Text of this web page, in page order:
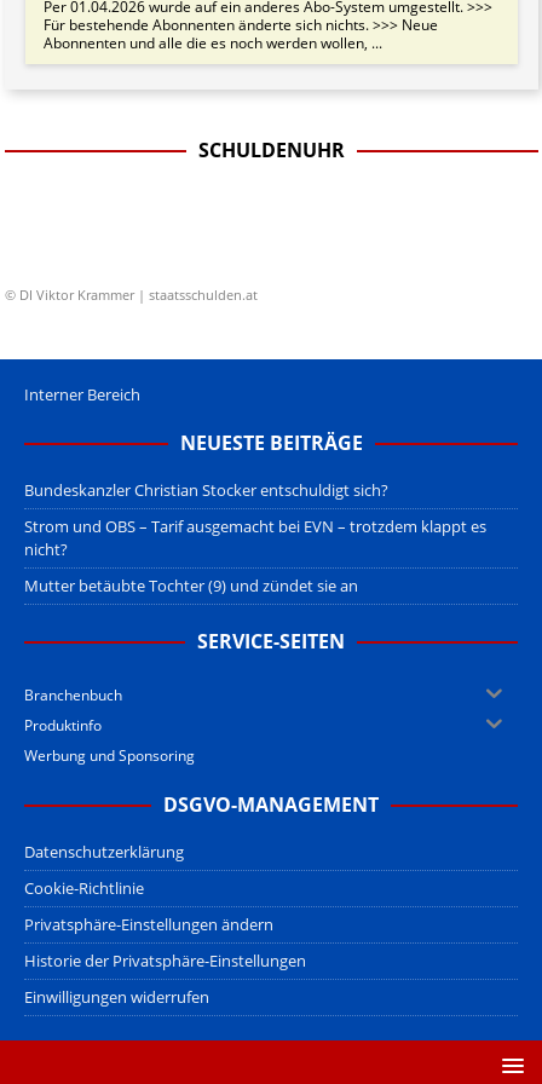
Per 01.04.2026 wurde auf ein anderes Abo-System umgestellt. >>>
Für bestehende Abonnenten änderte sich nichts. >>> Neue
Abonnenten und alle die es noch werden wollen, ...
SCHULDENUHR
© DI Viktor Krammer | staatsschulden.at
Interner Bereich
NEUESTE BEITRÄGE
Bundeskanzler Christian Stocker entschuldigt sich?
Strom und OBS – Tarif ausgemacht bei EVN – trotzdem klappt es
nicht?
Mutter betäubte Tochter (9) und zündet sie an
SERVICE-SEITEN
Branchenbuch
Produktinfo
Werbung und Sponsoring
DSGVO-MANAGEMENT
Datenschutzerklärung
Cookie-Richtlinie
Privatsphäre-Einstellungen ändern
Historie der Privatsphäre-Einstellungen
Einwilligungen widerrufen